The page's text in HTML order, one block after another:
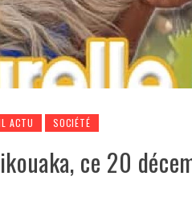
ACTU SOCIÉTÉ
ce 20